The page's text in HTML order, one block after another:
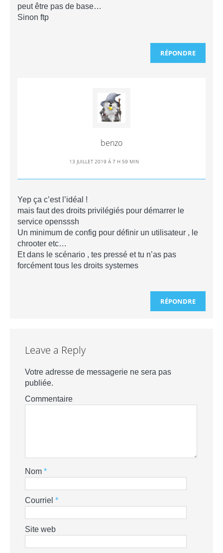
peut être pas de base…
Sinon ftp
RÉPONDRE
benzo
13 JUILLET 2019 Á 7 H 59 MIN
Yep ça c’est l’idéal !
mais faut des droits privilégiés pour démarrer le
service opensssh
Un minimum de config pour définir un utilisateur , le
chrooter etc…
Et dans le scénario , tes pressé et tu n’as pas
forcément tous les droits systemes
RÉPONDRE
Leave a Reply
Votre adresse de messagerie ne sera pas
publiée.
Commentaire
Nom *
Courriel *
Site web